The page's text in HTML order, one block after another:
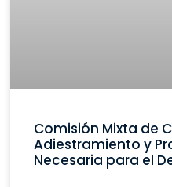
Comisión Mixta de
Adiestramiento y
Necesaria para el